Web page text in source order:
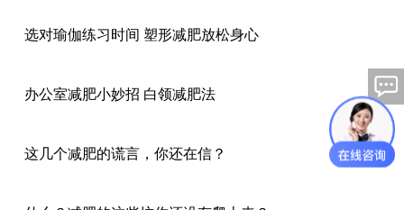
选对瑜伽练习时间 塑形减肥放松身心
办公室减肥小妙招 白领减肥法
这几个减肥的谎言，你还在信？